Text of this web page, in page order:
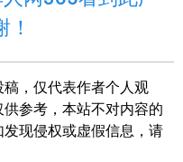
！
，仅代表作者个人观
参考，本站不对内容的
现侵权或虚假信息，请